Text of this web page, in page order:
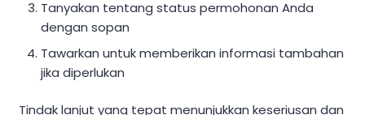
Tanyakan tentang status permohonan Anda
dengan sopan
Tawarkan untuk memberikan informasi tambahan
jika diperlukan
Tindak lanjut yang tepat menunjukkan keseriusan dan